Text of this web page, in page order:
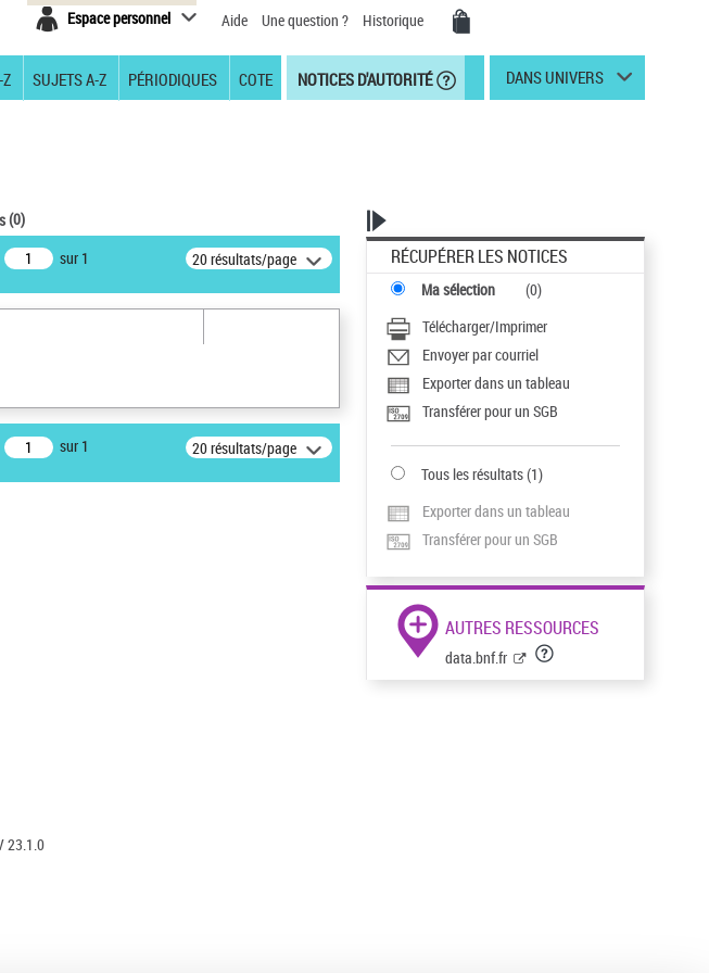
Espace personnel Aide Une question ? Historique
SUJETS A-Z PÉRIODIQUES COTE NOTICES D'AUTORITÉ DANS UNIVERS
(0)
sur 1 20 résultats/page
sur 1 20 résultats/page
RÉCUPÉRER LES NOTICES
Ma sélection (0)
Télécharger/Imprimer
Envoyer par courriel
Exporter dans un tableau
Transférer pour un SGB
Tous les résultats(1)
Exporter dans un tableau
Transférer pour un SGB
AUTRES RESSOURCES
data.bnf.fr
23.1.0